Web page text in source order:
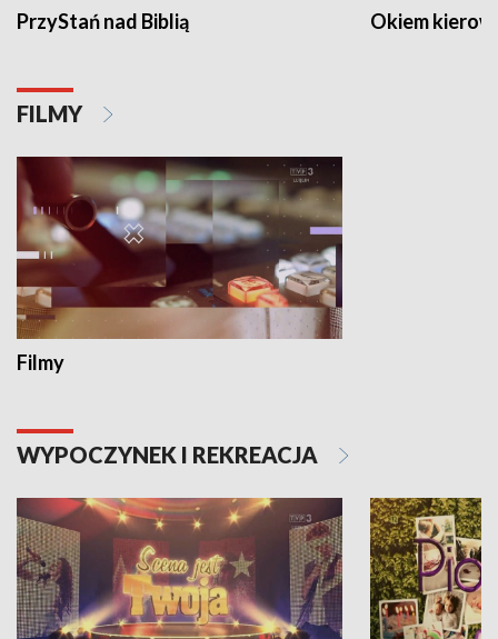
PrzyStań nad Biblią Okiem
FILMY
Filmy
WYPOCZYNEK I REKREACJA